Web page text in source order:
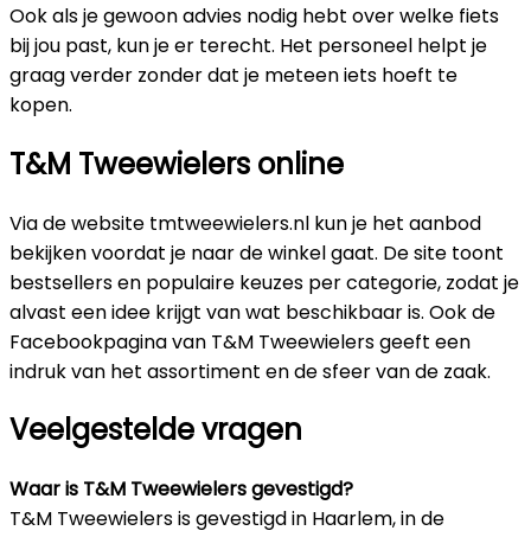
Ook als je gewoon advies nodig hebt over welke fiets
bij jou past, kun je er terecht. Het personeel helpt je
graag verder zonder dat je meteen iets hoeft te
kopen.
T&M Tweewielers online
Via de website tmtweewielers.nl kun je het aanbod
bekijken voordat je naar de winkel gaat. De site toont
bestsellers en populaire keuzes per categorie, zodat je
alvast een idee krijgt van wat beschikbaar is. Ook de
Facebookpagina van T&M Tweewielers geeft een
indruk van het assortiment en de sfeer van de zaak.
Veelgestelde vragen
Waar is T&M Tweewielers gevestigd?
T&M Tweewielers is gevestigd in Haarlem, in de